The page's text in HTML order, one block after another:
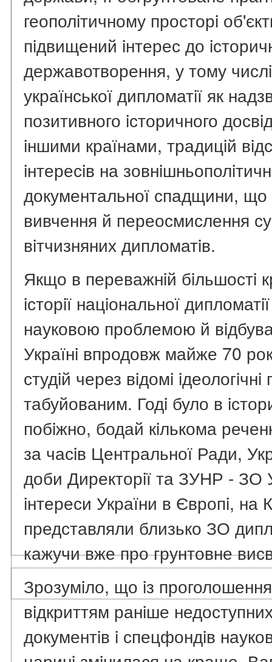
геополiтичному просторi
пiдвищений iнтерес до
державотворення, у тому
української дипломатiї як
позитивного iсторичного
iншими країнами, традицiй
iнтересiв на
документальної спадщини, що
вивчення й переосмислення
вiтчизняних дипломатiв.
Якщо в переважнiй бiльшостi
iсторiї нацiональної
науковою проблемою й
Українi впродовж майже 70
студiй через вiдомi
табуйованим. Годi було в
побiжно, бодай кiлькома
за часiв Центральної Ради,
доби Директорiї та ЗУНР - ЗО
iнтереси України в Європi, на
представляли близько ЗО
кажучи вже про грунтовне
Зрозумiло, що iз
вiдкриттям ранiше
документiв i спецфондiв